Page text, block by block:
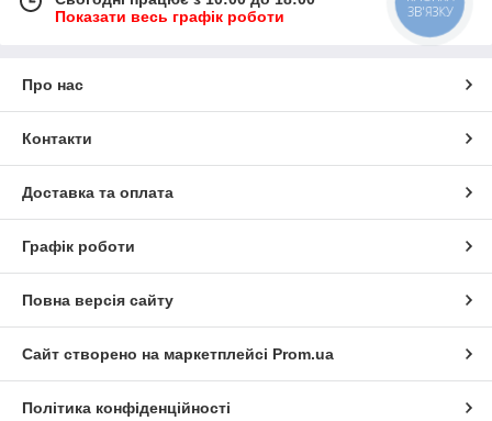
Показати весь графік роботи
Про нас
Контакти
Доставка та оплата
Графік роботи
Повна версія сайту
Сайт створено на маркетплейсі Prom.ua
Політика конфіденційності
ЗВ'ЯЗКУ